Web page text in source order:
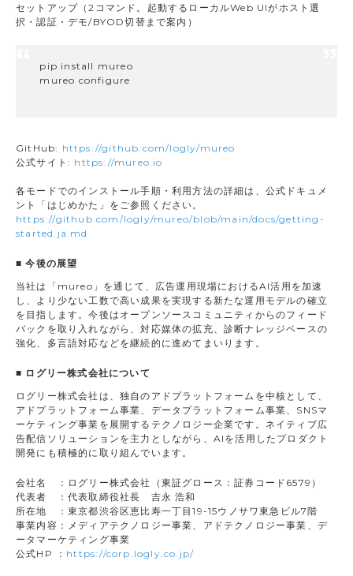
セットアップ（2コマンド。起動するローカルWeb UIがホスト選
択・認証・デモ/BYOD切替まで案内）
pip install mureo
mureo configure
GitHub: https://github.com/logly/mureo
公式サイト: https://mureo.io
各モードでのインストール手順・利用方法の詳細は、公式ドキュメ
ント「はじめかた」をご参照ください。
https://github.com/logly/mureo/blob/main/docs/getting-
started.ja.md
■ 今後の展望
当社は「mureo」を通じて、広告運用現場におけるAI活用を加速
し、より少ない工数で高い成果を実現する新たな運用モデルの確立
を目指します。今後はオープンソースコミュニティからのフィード
バックを取り入れながら、対応媒体の拡充、診断ナレッジベースの
強化、多言語対応などを継続的に進めてまいります。
■ ログリー株式会社について
ログリー株式会社は、独自のアドプラットフォームを中核として、
アドプラットフォーム事業、データプラットフォーム事業、SNSマ
ーケティング事業を展開するテクノロジー企業です。ネイティブ広
告配信ソリューションを主力としながら、AIを活用したプロダクト
開発にも積極的に取り組んでいます。
会社名 ：ログリー株式会社（東証グロース：証券コード6579）
代表者 ：代表取締役社長 吉永 浩和
所在地 ：東京都渋谷区恵比寿一丁目19-15ウノサワ東急ビル7階
事業内容：メディアテクノロジー事業、アドテクノロジー事業、デ
ータマーケティング事業
公式HP ： https://corp.logly.co.jp/